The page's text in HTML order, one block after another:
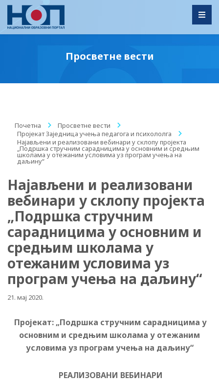
Просветне вести
Почетна / Просветне вести
/
Пројекат Заједница учења педагога и психололга
/
Најављени и реализовани вебинари у склопу пројекта
„Подршка стручним сарадницима у основним и средњим
школама у отежаним условима уз програм учења на
даљину“
Најављени и реализовани
вебинари у склопу пројекта
„Подршка стручним
сарадницима у основним и
средњим школама у
отежаним условима уз
програм учења на даљину“
21. мај 2020.
Пројекат: „Подршка стручним сарадницима у
основним и средњим школама у отежаним
условима уз програм учења на даљину“
РЕАЛИЗОВАНИ ВЕБИНАРИ